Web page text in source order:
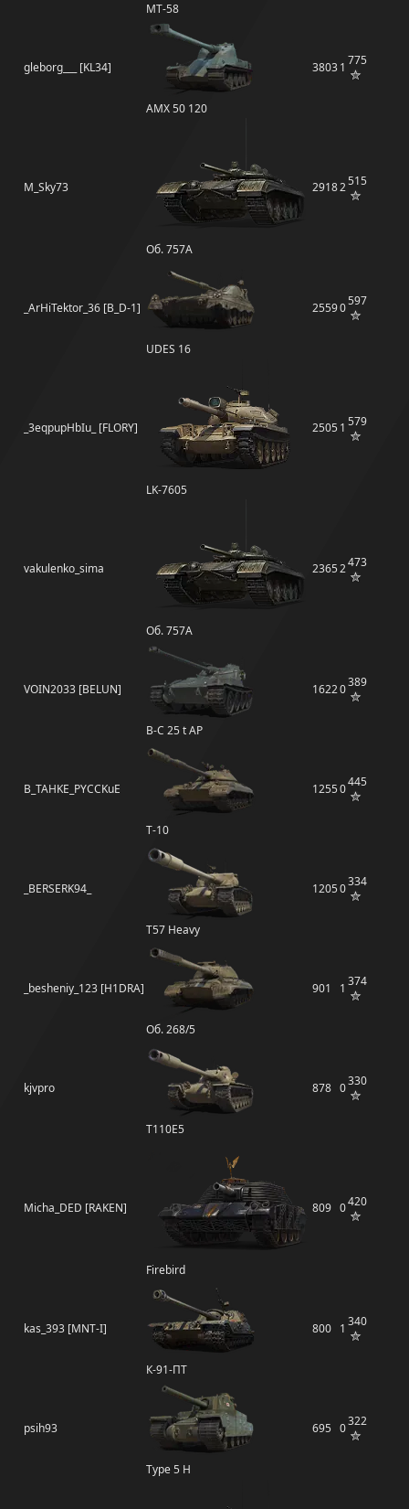
MT-58
gleborg___ [KL34]
AMX 50 120
38031 775
M_Sky73
Об. 757А
29182515
_ArHiTektor_36 [B_D-1]
UDES 16
25590597
_3eqpupHbIu_ [FLORY]
LK-7605
25051 579
vakulenko_sima
Об. 757А
23652473
VOIN2033 [BELUN]
B-C 25 t AP
16220389
B_TAHKE_PYCCKuE
Т-10
12550445
_BERSERK94_
T57 Heavy
12050334
_besheniy_123 [H1DRA]
Об. 268/5
901 1 374
kjvpro
T110E5
878 0330
Micha_DED [RAKEN]
Firebird
809 0420
kas_393 [MNT-I]
К-91-ПТ
800 1 340
psih93
Type 5 H
695 0322